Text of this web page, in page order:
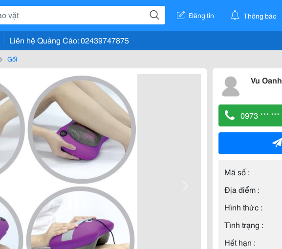
Đăng tin Thông báo
Liên hệ Quảng Cáo: 02439747875
Gối
Vu Oanh
0973 *** ***
Mã số :
Địa điểm :
Hình thức :
Tình trạng :
Hết hạn :